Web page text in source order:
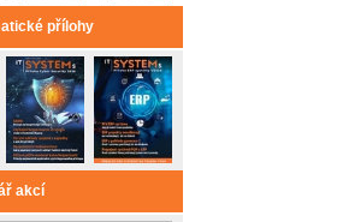
přílohy
akcí